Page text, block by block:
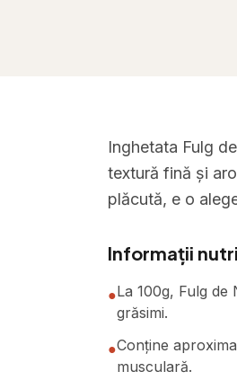
Inghetata Fulg
textură fină și
plăcută, e o
Informații
●La 100g, Fulg
grăsimi.
●Conține
musculară.